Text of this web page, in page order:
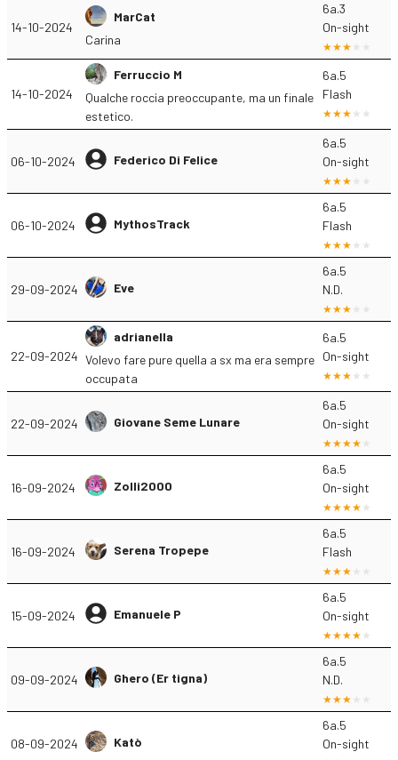
14-10-2024
MarCat
Carina
6a.3
On-sight
14-10-2024
Ferruccio M
Qualche roccia preoccupante, ma un finale
estetico.
6a.5
Flash
06-10-2024 Federico Di Felice
6a.5
On-sight
06-10-2024 MythosTrack
6a.5
Flash
29-09-2024 Eve
6a.5
N.D.
22-09-2024
adrianella
Volevo fare pure quella a sx ma era sempre
occupata
6a.5
On-sight
22-09-2024 Giovane Seme Lunare
6a.5
On-sight
16-09-2024 Zolli2000
6a.5
On-sight
16-09-2024 Serena Tropepe
6a.5
Flash
15-09-2024 Emanuele P
6a.5
On-sight
09-09-2024 Ghero (Er tigna)
6a.5
N.D.
08-09-2024 Katò
6a.5
On-sight